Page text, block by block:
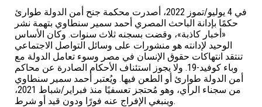
في 4 يوليو/تموز 2022، أصدرت محكمة جنح أمن الدولة طوارئ
حكمًا بإدانة الباحث المصري أحمد سمير سنطاوي بتهمة نشر
«أخبار كاذبة»، وقضت بسجنه ثلاث سنوات. وكان الأساس
الوحيد لإدانته هو منشورات على وسائل التواصل الاجتماعي
تنتقد انتهاكات حقوق الإنسان في مصر وسوء تعامل الدولة مع
وباء كوفيد-19. ولا يجوز استئناف الأحكام الصادرة عن محاكم
أمن الدولة طوارئ أو الطعن فيها. ويُعتبر أحمد سمير سنطاوي
من سجناء الرأي، وهو مُحتجز تعسفيًا منذ فبراير/شباط 2021،
وينبغي الإفراج عنه فورًا ودون قيد أو شرط.